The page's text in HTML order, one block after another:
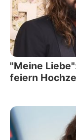
"Meine
feiern